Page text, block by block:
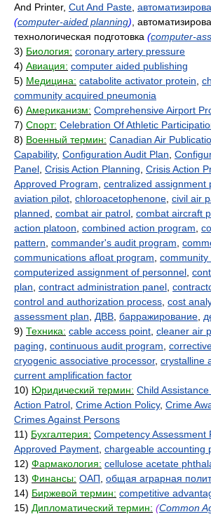
And Printer, Cut And Paste
(computer-aided planning) ,
технологическая подготовка (computer-
3) Биология: coronary artery pressure
4) Авиация: computer aided publishing
5) Медицина: catabolite activator protein
community acquired pneumonia
6) Американизм: Comprehensive Airport
7) Спорт: Celebration Of Athletic
8) Военный термин: Canadian Air
Capability, Configuration Audit Plan
Panel Crisis Action Planning Crisis Action
Approved Program centralized assignment
aviation pilot chloroacetophenone civil air
planned combat air patrol combat aircraft
action platoon combined action program
pattern commander's audit program
communications afloat program
computerized assignment of personnel
plan contract administration panel
control and authorization process cost
assessment plan
ДВВ барражирование
9) Техника: cable access point cleaner air
paging continuous audit program
cryogenic associative processor, crystalline
current amplification factor
10) Юридический термин: Child
Action Patrol Crime Action Policy, Crime
Crimes Against Persons
11) Бухгалтерия: Competency Assessment
Approved Payment chargeable accounting
12) Фармакология: cellulose acetate
13) Финансы: ОАП общая аграрная
14) Биржевой термин: competitive
15) Дипломатический термин: (Common